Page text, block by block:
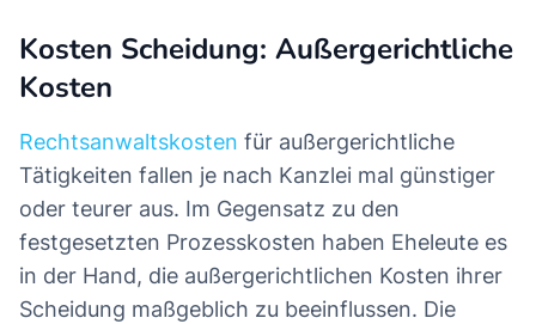
Kosten Scheidung: Außergerichtliche
Kosten
Rechtsanwaltskosten für außergerichtliche
Tätigkeiten fallen je nach Kanzlei mal günstiger
oder teurer aus. Im Gegensatz zu den
festgesetzten Prozesskosten haben Eheleute es
in der Hand, die außergerichtlichen Kosten ihrer
Scheidung maßgeblich zu beeinflussen. Die